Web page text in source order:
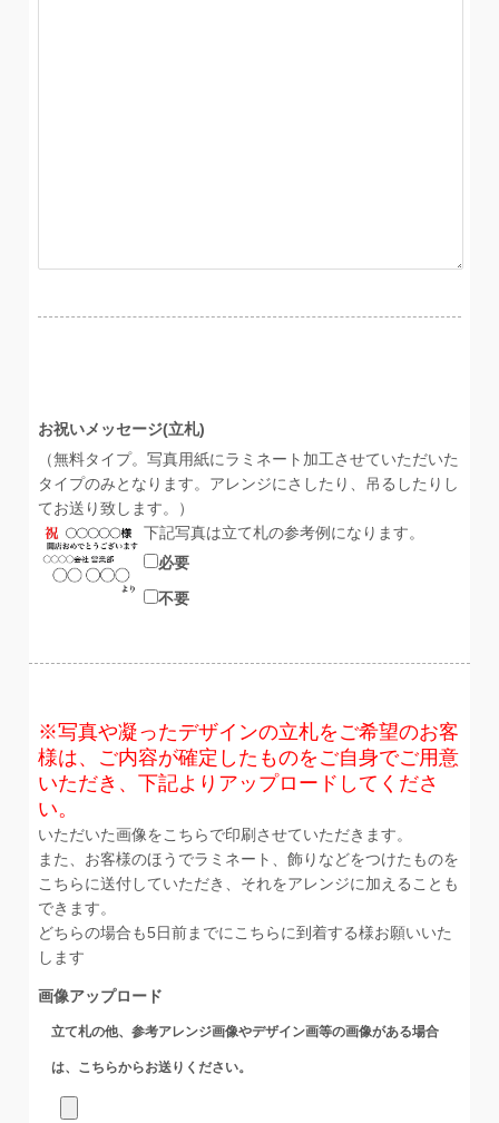
お祝いメッセージ(立札)
（無料タイプ。写真用紙にラミネート加工させていただいた
タイプのみとなります。アレンジにさしたり、吊るしたりし
てお送り致します。）
下記写真は立て札の参考例になります。
必要
不要
※写真や凝ったデザインの立札をご希望のお客
様は、ご内容が確定したものをご自身でご用意
いただき、下記よりアップロードしてくださ
い。
いただいた画像をこちらで印刷させていただきます。
また、お客様のほうでラミネート、飾りなどをつけたものを
こちらに送付していただき、それをアレンジに加えることも
できます。
どちらの場合も5日前までにこちらに到着する様お願いいた
します
画像アップロード
立て札の他、参考アレンジ画像やデザイン画等の画像がある場合
は、こちらからお送りください。